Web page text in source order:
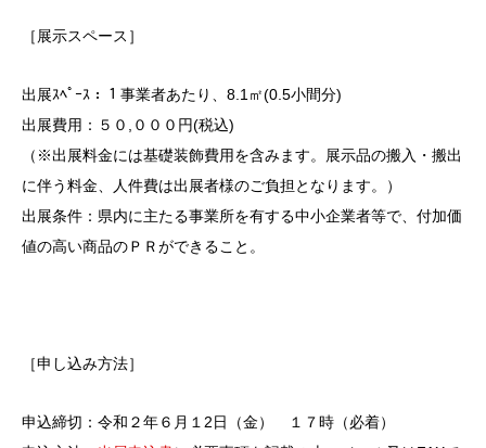
［展示スペース］
出展ｽﾍﾟｰｽ：１事業者あたり、8.1㎡(0.5小間分)
出展費用：５０,０００円(税込)
（※出展料金には基礎装飾費用を含みます。展示品の搬入・搬出
に伴う料金、人件費は出展者様のご負担となります。）
出展条件：県内に主たる事業所を有する中小企業者等で、付加価
値の高い商品のＰＲができること。
［申し込み方法］
申込締切：令和２年６月１2日（金） １７時（必着）